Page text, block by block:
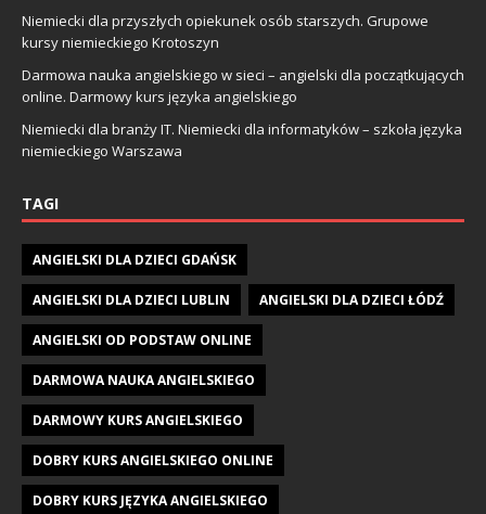
Niemiecki dla przyszłych opiekunek osób starszych. Grupowe
kursy niemieckiego Krotoszyn
Darmowa nauka angielskiego w sieci – angielski dla początkujących
online. Darmowy kurs języka angielskiego
Niemiecki dla branży IT. Niemiecki dla informatyków – szkoła języka
niemieckiego Warszawa
TAGI
ANGIELSKI DLA DZIECI GDAŃSK
ANGIELSKI DLA DZIECI LUBLIN ANGIELSKI DLA DZIECI ŁÓDŹ
ANGIELSKI OD PODSTAW ONLINE
DARMOWA NAUKA ANGIELSKIEGO
DARMOWY KURS ANGIELSKIEGO
DOBRY KURS ANGIELSKIEGO ONLINE
DOBRY KURS JĘZYKA ANGIELSKIEGO